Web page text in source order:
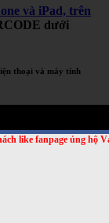
like fanpage ủng hộ
và iPad, trên
dưới
thoại và máy tính